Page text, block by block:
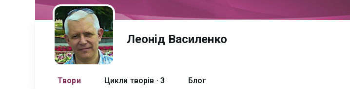
Леонiд Василенко
Твори Цикли творів · 3 Блог